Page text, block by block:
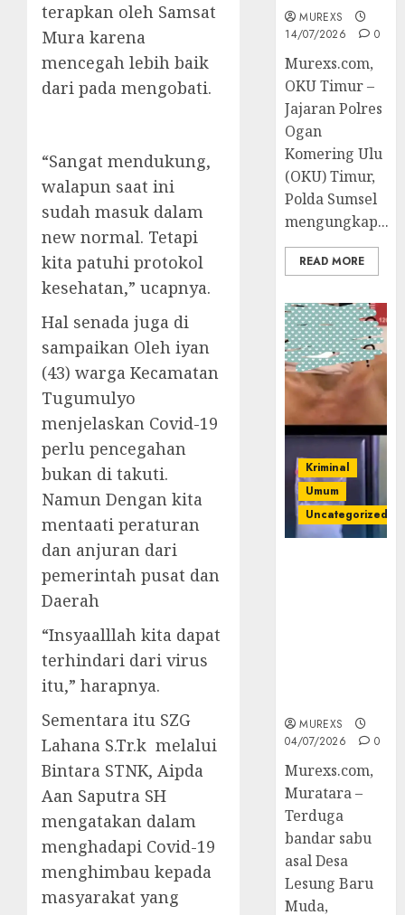
terapkan oleh Samsat
Mura karena
mencegah lebih baik
dari pada mengobati.
“Sangat mendukung,
walapun saat ini
sudah masuk dalam
new normal. Tetapi
kita patuhi protokol
kesehatan,” ucapnya.
Hal senada juga di
sampaikan Oleh iyan
(43) warga Kecamatan
Tugumulyo
menjelaskan Covid-19
perlu pencegahan
bukan di takuti.
Namun Dengan kita
mentaati peraturan
dan anjuran dari
pemerintah pusat dan
Daerah
“Insyaalllah kita dapat
terhindari dari virus
itu,” harapnya.
Sementara itu SZG
Lahana S.Tr.k melalui
Bintara STNK, Aipda
Aan Saputra SH
mengatakan dalam
menghadapi Covid-19
menghimbau kepada
masyarakat yang
MUREXS
14/07/2026
0
Murexs.com,
OKU Timur –
Jajaran Polres
Ogan
Komering Ulu
(OKU) Timur,
Polda Sumsel
mengungkap...
READ MORE
Kriminal
Umum
Uncategorized
MUREXS
04/07/2026
0
Murexs.com,
Muratara –
Terduga
bandar sabu
asal Desa
Lesung Baru
Muda,